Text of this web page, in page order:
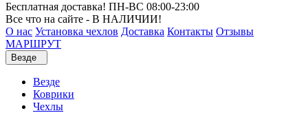
Бесплатная доставка! ПН-ВС 08:00-23:00
Все что на сайте - В НАЛИЧИИ!
О нас Установка чехлов Доставка Контакты Отзывы
МАРШРУТ
Везде
Везде
Коврики
Чехлы